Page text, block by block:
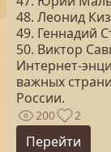
48. Леонид
49. Геннадий
50. Виктор
Интернет-
важных
России.
200 2
Перейти